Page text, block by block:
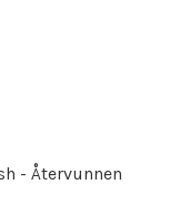
- Återvunnen